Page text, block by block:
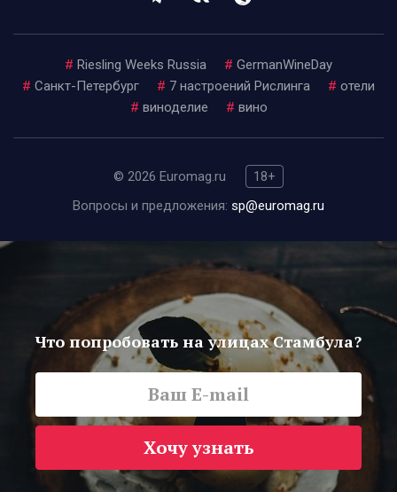
# Riesling Weeks Russia # GermanWineDay
# Санкт-Петербург # 7 настроений Рислинга # отели
# виноделие # вино
© 2026 Euromag.ru
18+
Вопросы и предложения: sp@euromag.ru
Что попробовать на улицах Стамбула?
Хочу узнать